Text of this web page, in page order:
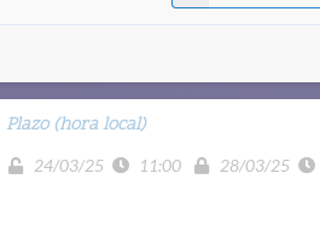
Plazo (hora local)
24/03/25 11:00 28/03/25